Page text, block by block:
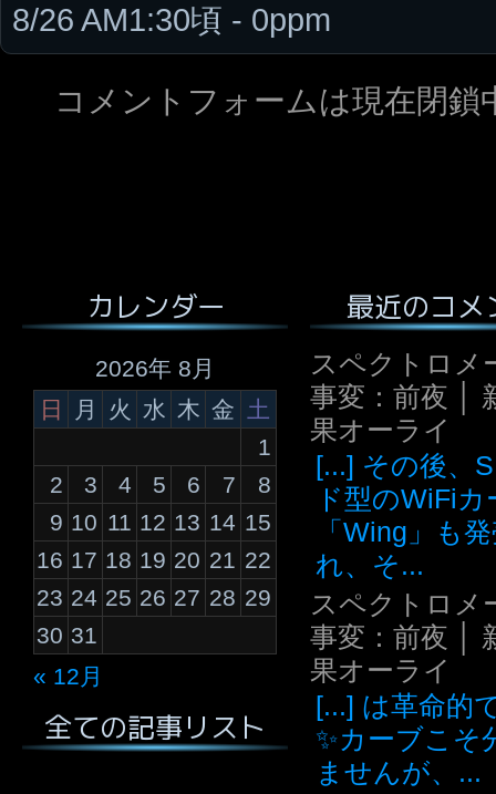
8/26 AM1:30頃 - 0ppm
コメントフォームは現在閉鎖
カレンダー
2026年 8月
日
月 火 水 木 金 土
« 12月
1
2
3 4 5 6 7
8
9 10 11 12 13 14 15
16 17 18 19 20 21 22
23 24 25 26 27 28 29
30 31
全ての記事リスト
最近のコメ
スペクトロメ
事変：前夜 │
果オーライ
[...] その後、
ド型のWiFiカ
「Wing」も
れ、そ...
スペクトロメ
事変：前夜 │
果オーライ
[...] は革命的
✨カーブこそ
ませんが、...